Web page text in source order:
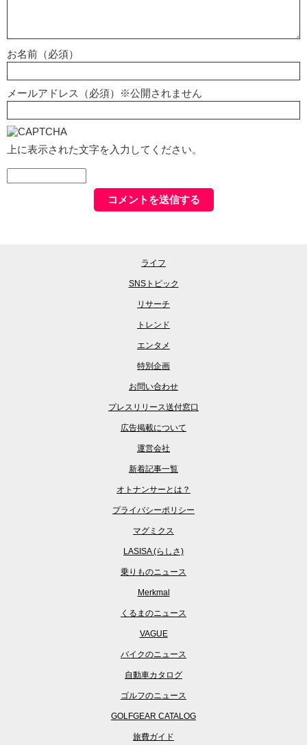
お名前（必須）
メールアドレス（必須）※公開されません
上に表示された文字を入力してください。
ライフ
SNSトピック
リサーチ
トレンド
エンタメ
特別企画
お問い合わせ
プレスリリース送付窓口
広告掲載について
運営会社
新着記事一覧
オトナンサーとは？
プライバシーポリシー
マグミクス
LASISA (らしさ)
乗りものニュース
Merkmal
くるまのニュース
VAGUE
バイクのニュース
自動車カタログ
ゴルフのニュース
GOLFGEAR CATALOG
旅費ガイド